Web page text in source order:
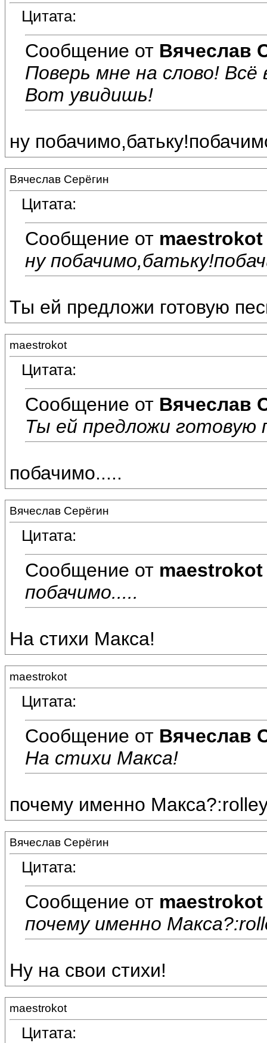
Цитата:
Сообщение от Вячеслав
Поверь мне на слово! Всё
Вот увидишь!
ну
Вячеслав Серёгин
Цитата:
Сообщение от maestrokot
ну
Ты ей предложи готовую
maestrokot
Цитата:
Сообщение от Вячеслав
Ты ей предложи
побачимо.....
Вячеслав Серёгин
Цитата:
Сообщение от maestrokot
побачимо.....
На стихи Макса!
maestrokot
Цитата:
Сообщение от Вячеслав
На стихи Макса!
почему именно
Вячеслав Серёгин
Цитата:
Сообщение от maestrokot
почему именно
Ну на свои стихи!
maestrokot
Цитата: